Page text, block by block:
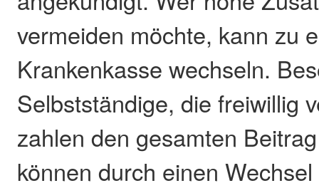
vermeiden möchte, kann zu
Krankenkasse wechseln.
Selbstständige, die freiwillig
zahlen den gesamten
können durch einen